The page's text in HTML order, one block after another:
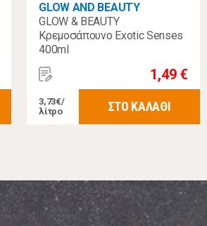
GLOW AND BEAUTY
GLOW & BEAUTY
Κρεμοσάπουνο Exotic Senses
400ml
1,49 €
3,73€/
λίτρο
ΣΤΟ ΚΑΛΑΘΙ